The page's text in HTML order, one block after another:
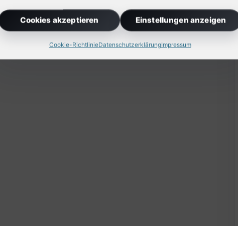
Cookies akzeptieren Einstellungen anzeigen
Cookie-RichtlinieDatenschutzerklärungImpressum